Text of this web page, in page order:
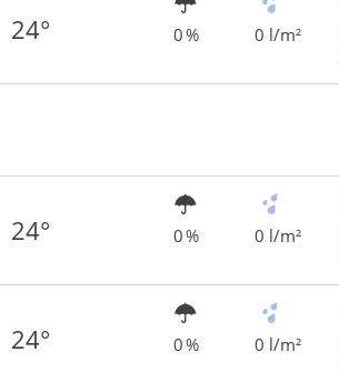
24° 0 % 0 l/m²
24° 0 % 0 l/m²
24° 0 % 0 l/m²